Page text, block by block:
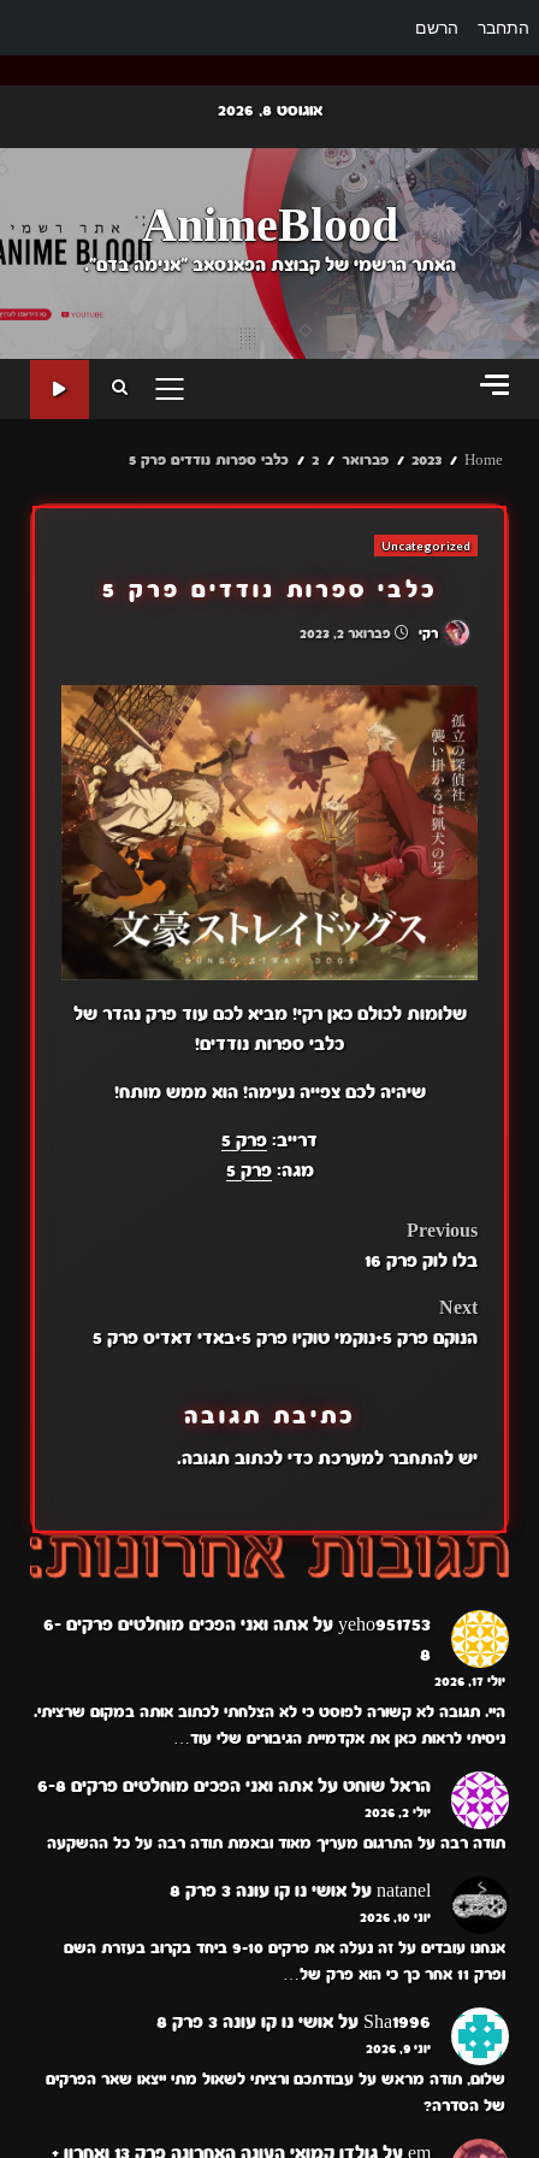
התחבר הרשם
content
אוגוסט 8, 2026
AnimeBlood
האתר הרשמי של קבוצת הפאנסאב "אנימה בדם".
PRIMARY
Home
2023 פברואר 2 כלבי ספרות נודדים פרק 5
Uncategorized
כלבי ספרות נודדים פרק 5
רקי פברואר 2, 2023
שלומות לכולם כאן רקי! מביא לכם עוד פרק נהדר של
כלבי ספרות נודדים!
שיהיה לכם צפייה נעימה! הוא ממש מותח!
דרייב: פרק 5
מגה:פרק 5
POST
Previous
בלו לוק פרק 16
Next
הנוקם פרק 5+נוקמי טוקיו פרק 5+באדי דאדיס פרק 5
כתיבת תגובה
יש להתחבר למערכתכדי לכתוב תגובה.
yeho951753 על
אתה ואני הפכים מוחלטים פרקים 6-
8
יולי 17, 2026
היי. תגובה לא קשורה לפוסט כי לא הצלחתי לכתוב אותה במקום שרציתי.
ניסיתי לראות כאן את אקדמיית הגיבורים שלי עוד…
הראל שוחט על אתה ואני הפכים מוחלטים פרקים 6-8
יולי 2, 2026
תודה רבה על התרגום מעריך מאוד ובאמת תודה רבה על כל ההשקעה
natanel על אושי נו קו עונה 3 פרק 8
יוני 10, 2026
אנחנו עובדים על זה נעלה את פרקים 9-10 ביחד בקרוב בעזרת השם
ופרק 11 אחר כך כי הוא פרק של…
Sha1996 על אושי נו קו עונה 3 פרק 8
יוני 9, 2026
שלום, תודה מראש על עבודתכם ורציתי לשאול מתי ייצאו שאר הפרקים
של הסדרה?
em על גולדן קמואי העונה האחרונה פרק 13 ואחרון +